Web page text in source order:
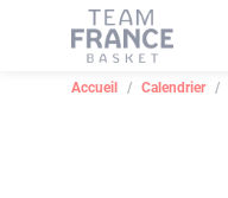
Accueil Calendrier
Panneau de gestion des cookies